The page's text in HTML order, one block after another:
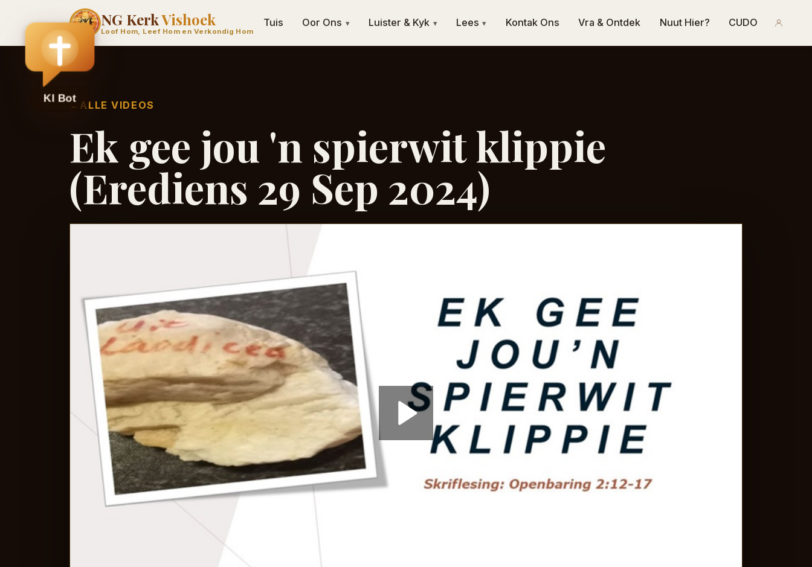
NG KerkVishoek
Loof Hom, Leef Hom en Verkondig Hom
Tuis Oor Ons ▾ Luister & Kyk ▾ Lees ▾ Kontak Ons Vra & Ontdek Nuut Hier? CUDO
← ALLE VIDEOS
Ek gee jou 'n spierwit klippie
(Erediens 29 Sep 2024)
Play
Video